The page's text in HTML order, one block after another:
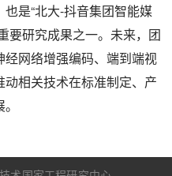
是“北大-抖音集团智能媒
要研究成果之一。未来，团
网络增强编码、端到端视
相关技术在标准制定、产